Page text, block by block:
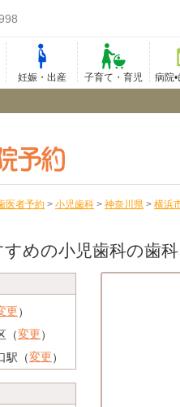
妊娠・出産 子育て・育児 病院
医者予約 > 小児歯科 > 神奈川県 > 横浜
めの小児歯科の歯
更）
（変更）
駅（変更）